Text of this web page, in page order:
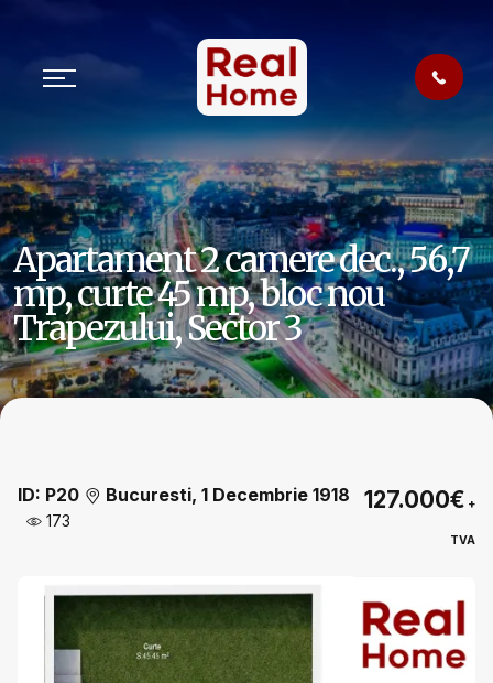
Apartament 2 camere dec., 56,7
mp, curte 45 mp, bloc nou
Trapezului, Sector 3
ID: P20 Bucuresti, 1 Decembrie 1918
173
127.000€ +
TVA